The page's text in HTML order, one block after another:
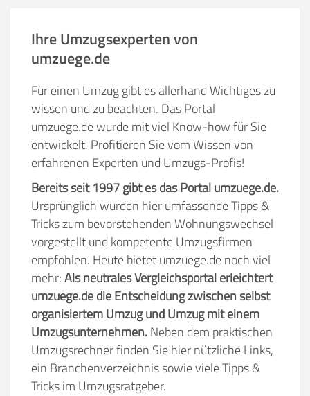
Ihre Umzugsexperten von
umzuege.de
Für einen Umzug gibt es allerhand Wichtiges zu
wissen und zu beachten. Das Portal
umzuege.de wurde mit viel Know-how für Sie
entwickelt. Profitieren Sie vom Wissen von
erfahrenen Experten und Umzugs-Profis!
Bereits seit 1997 gibt es das Portal umzuege.de.
Ursprünglich wurden hier umfassende Tipps &
Tricks zum bevorstehenden Wohnungswechsel
vorgestellt und kompetente Umzugsfirmen
empfohlen. Heute bietet umzuege.de noch viel
mehr:Als neutrales Vergleichsportal erleichtert
umzuege.de die Entscheidung zwischen selbst
organisiertem Umzug und Umzug mit einem
Umzugsunternehmen.Neben dem praktischen
Umzugsrechner finden Sie hier nützliche Links,
ein Branchenverzeichnis sowie viele Tipps &
Tricks im Umzugsratgeber.